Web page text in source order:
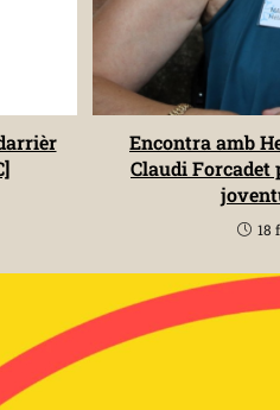
Encontra amb
Claudi
18